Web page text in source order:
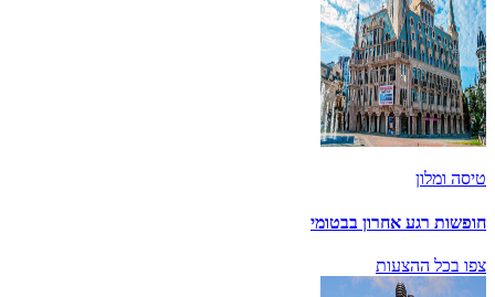
טיסה ומלון
חופשות רגע אחרון בבטומי
צפו בכל ההצעות